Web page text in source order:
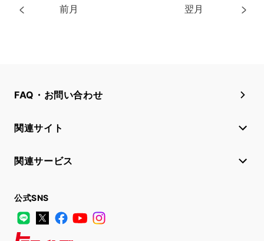
前月 翌月
FAQ・お問い合わせ
関連サイト
関連サービス
公式SNS
LINE
X FacebookYouTube